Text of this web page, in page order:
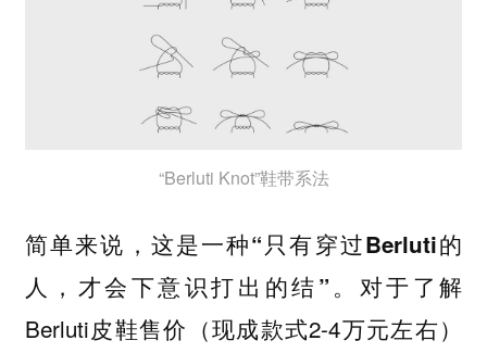
“Berluti Knot”鞋带系法
简单来说， 这是一种“只有穿过Berluti的
人，才会下意识打出的结”。 对于了解
Berluti皮鞋售价（现成款式2-4万元左右）